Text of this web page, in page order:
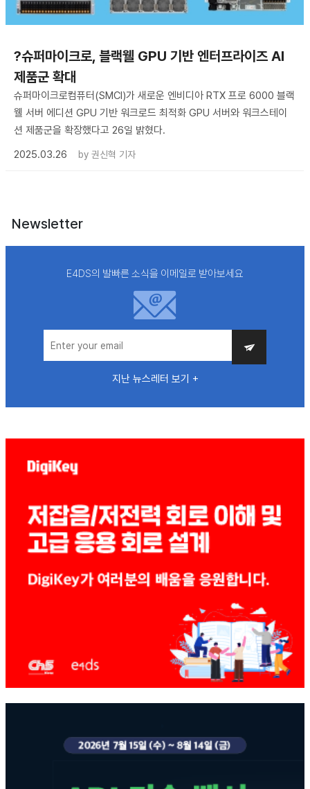
?슈퍼마이크로, 블랙웰 GPU 기반 엔터프라이즈 AI
제품군 확대
슈퍼마이크로컴퓨터(SMCI)가 새로운 엔비디아 RTX 프로 6000 블랙
웰 서버 에디션 GPU 기반 워크로드 최적화 GPU 서버와 워크스테이
션 제품군을 확장했다고 26일 밝혔다.
2025.03.26
by 권신혁 기자
Newsletter
E4DS의 발빠른 소식을 이메일로 받아보세요
지난 뉴스레터 보기 +